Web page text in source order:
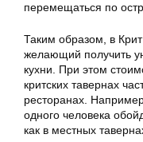
перемещаться по
Таким образом, в
желающий получить
кухни. При этом
критских тавернах
ресторанах.
одного человека
как в местных